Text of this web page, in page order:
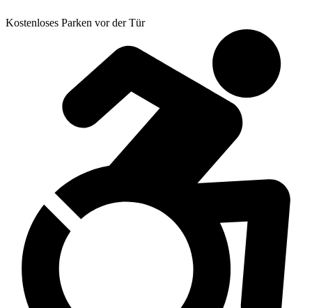
Kostenloses Parken vor der Tür